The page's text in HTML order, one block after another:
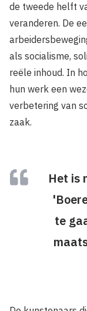
de tweede helft
veranderen. De
als socialisme,
reële inhoud. In
hun werk een
verbetering van
zaak.
Het is
te